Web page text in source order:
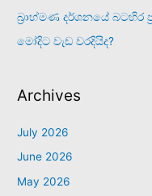
බ්‍රාහ්මණ දර්ශනයේ බටහිර
මෝදිට වැඩ වරදියිද?
Archives
July 2026
June 2026
May 2026